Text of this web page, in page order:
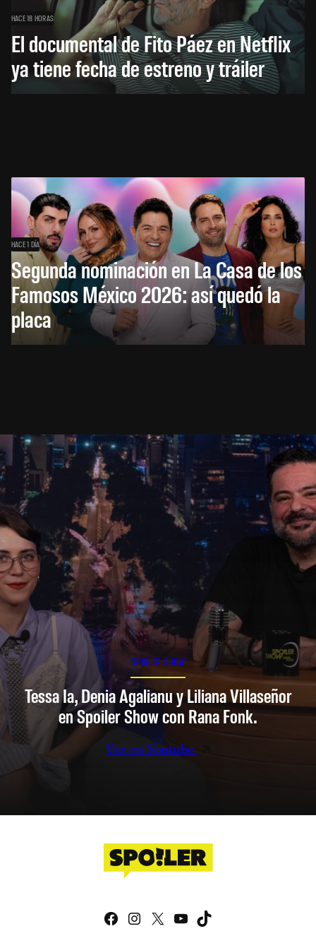
HACE 18 HORAS
El documental de Fito Páez en Netflix
ya tiene fecha de estreno y tráiler
HACE 1 DÍA
Segunda nominación en La Casa de los
Famosos México 2026: así quedó la
placa
SPOILER SHOW
Tessa Ia, Denia Agalianu y Liliana Villaseñor
en Spoiler Show con Rana Fonk.
Ver en Youtube
Facebook
Instagram
X YouTube